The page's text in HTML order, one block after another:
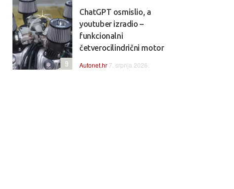
ChatGPT osmislio, a
youtuber izradio –
funkcionalni
četverocilindrični motor
Autonet.hr 7. srpnja 2026.
9